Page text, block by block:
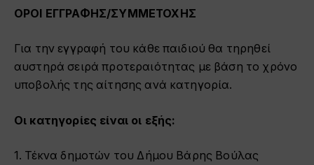
ΟΡΟΙ ΕΓΓΡΑΦΗΣ/ΣΥΜΜΕΤΟΧΗΣ
Για την εγγραφή του κάθε παιδιού θα τηρηθεί
αυστηρά σειρά προτεραιότητας με βάση το χρόνο
υποβολής της αίτησης ανά κατηγορία.
Οι κατηγορίες είναι οι εξής:
1. Τέκνα δημοτών του Δήμου Βάρης Βούλας